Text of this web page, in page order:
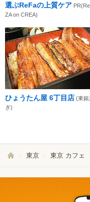
選ぶReFaの上質ケア
ZA on CREA)
ひょうたん屋 6丁目店 (東銀
ぎ)
東京 東京 カフェ